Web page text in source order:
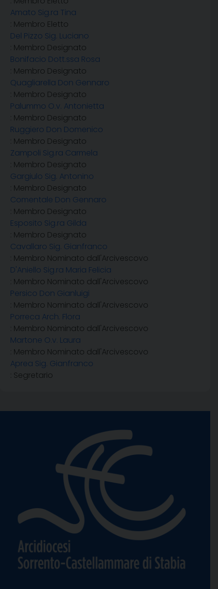
Amato Sig.ra Tina
: Membro Eletto
Del Pizzo Sig. Luciano
: Membro Designato
Bonifacio Dott.ssa Rosa
: Membro Designato
Quagliarella Don Gennaro
: Membro Designato
Palummo O.v. Antonietta
: Membro Designato
Ruggiero Don Domenico
: Membro Designato
Zampoli Sig.ra Carmela
: Membro Designato
Gargiulo Sig. Antonino
: Membro Designato
Comentale Don Gennaro
: Membro Designato
Esposito Sig.ra Gilda
: Membro Designato
Cavallaro Sig. Gianfranco
: Membro Nominato dall'Arcivescovo
D'Aniello Sig.ra Maria Felicia
: Membro Nominato dall'Arcivescovo
Persico Don Gianluigi
: Membro Nominato dall'Arcivescovo
Porreca Arch. Flora
: Membro Nominato dall'Arcivescovo
Martone O.v. Laura
: Membro Nominato dall'Arcivescovo
Aprea Sig. Gianfranco
: Segretario